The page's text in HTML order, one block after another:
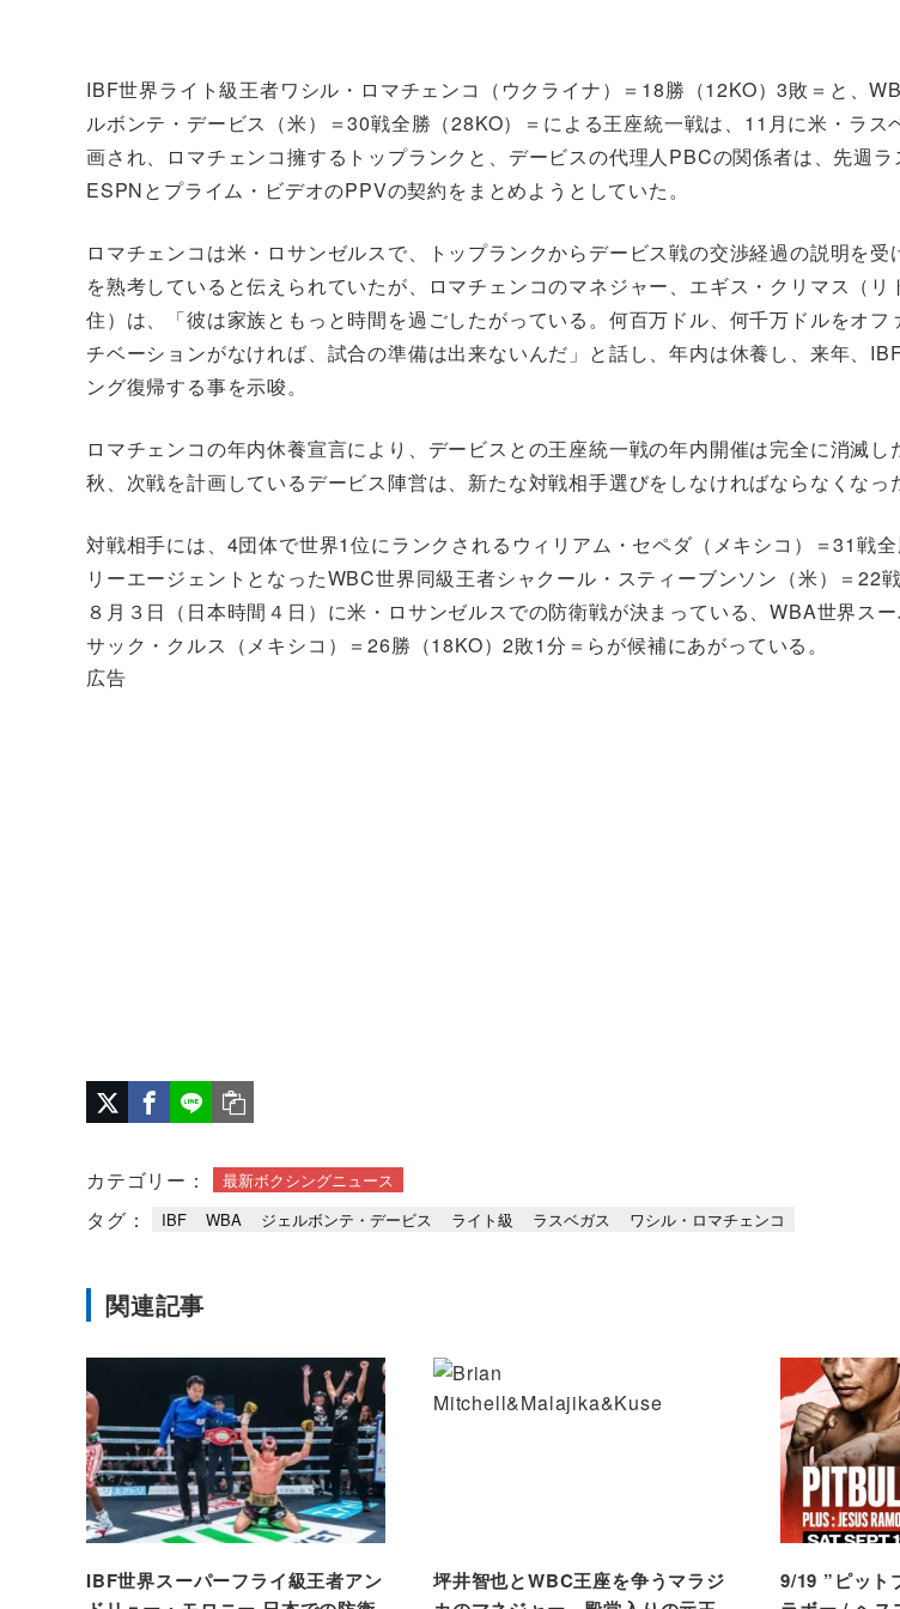
IBF世界ライト級王者ワシル・ロマチェンコ（ウクライナ）＝18勝（12KO）3敗＝と、
ルボンテ・デービス（米）＝30戦全勝（28KO）＝による王座統一戦は、11月に米・ラス
画され、ロマチェンコ擁するトップランクと、デービスの代理人PBCの関係者は、先週ラ
ESPNとプライム・ビデオのPPVの契約をまとめようとしていた。
ロマチェンコは米・ロサンゼルスで、トップランクからデービス戦の交渉経過の説明を受
を熟考していると伝えられていたが、ロマチェンコのマネジャー、エギス・クリマス（リ
住）は、「彼は家族ともっと時間を過ごしたがっている。何百万ドル、何千万ドルをオフ
チベーションがなければ、試合の準備は出来ないんだ」と話し、年内は休養し、来年、
ング復帰する事を示唆。
ロマチェンコの年内休養宣言により、デービスとの王座統一戦の年内開催は完全に消滅し
秋、次戦を計画しているデービス陣営は、新たな対戦相手選びをしなければならなくなっ
対戦相手には、4団体で世界1位にランクされるウィリアム・セペダ（メキシコ）＝31戦
リーエージェントとなったWBC世界同級王者シャクール・スティーブンソン（米）＝22戦
８月３日（日本時間４日）に米・ロサンゼルスでの防衛戦が決まっている、WBA世界ス
サック・クルス（メキシコ）＝26勝（18KO）2敗1分＝らが候補にあがっている。
広告
カテゴリー： 最新ボクシングニュース
タグ： IBF WBA ジェルボンテ・デービス ライト級 ラスベガス ワシル・ロマチェンコ
関連記事
IBF世界スーパーフライ級王者アン
坪井智也とWBC王座を争うマラジ
9/19 ”ピット